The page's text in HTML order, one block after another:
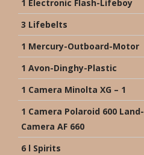
1 Electronic Flash-Lifeboy
3 Lifebelts
1 Mercury-Outboard-Motor
1 Avon-Dinghy-Plastic
1 Camera Minolta XG – 1
1 Camera Polaroid 600 Land-
Camera AF 660
6 l Spirits